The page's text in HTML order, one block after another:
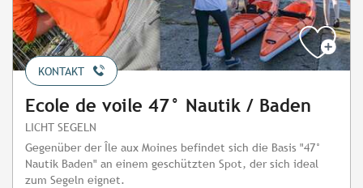
KONTAKT
Ecole de voile 47° Nautik / Baden
LICHT SEGELN
Gegenüber der Île aux Moines befindet sich die Basis "47°
Nautik Baden" an einem geschützten Spot, der sich ideal
zum Segeln eignet.